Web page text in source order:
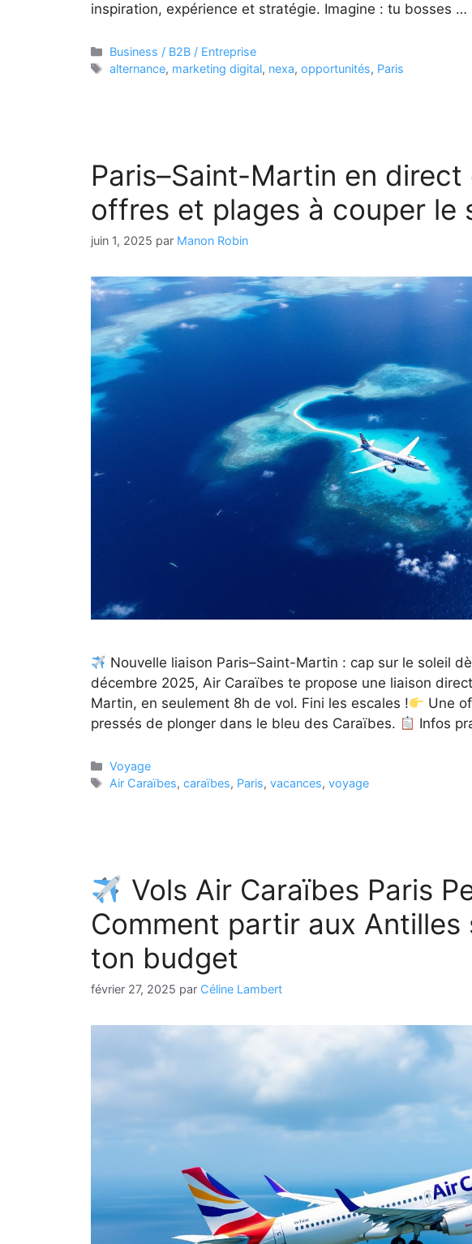
inspiration, expérience et stratégie. Imagine : tu bosses …
Catégories
Business / B2B / Entreprise
Étiquettes
alternance, marketing digital, nexa,opportunités, Paris
Paris–Saint-Martin en
offres et plages à couper le
juin 1, 2025 par Manon Robin
Nouvelle liaison Paris–Saint-Martin : cap sur le soleil
décembre 2025, Air Caraïbes te propose une liaison
Martin, en seulement 8h de vol. Fini les escales !
Une
pressés de plonger dans le bleu des Caraïbes.
Infos
Catégories
Voyage
Étiquettes
Air Caraïbes,caraïbes, Paris,vacances,voyage
Vols Air Caraïbes Paris
Comment partir aux Antilles
ton budget
février 27, 2025 par Céline Lambert